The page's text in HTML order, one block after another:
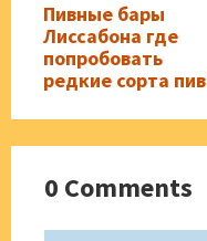
Пивные бары
Лиссабона где
попробовать
редкие сорта
0 Comments